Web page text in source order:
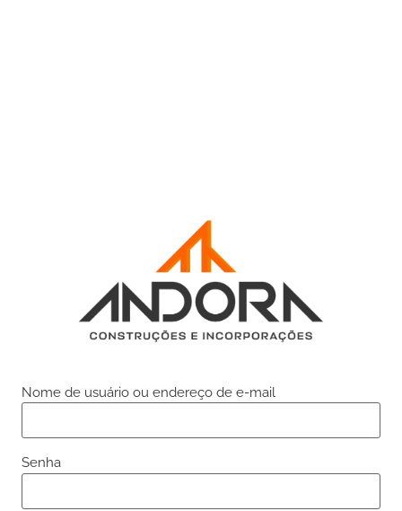
Nome de usuário ou endereço de e-mail
Senha